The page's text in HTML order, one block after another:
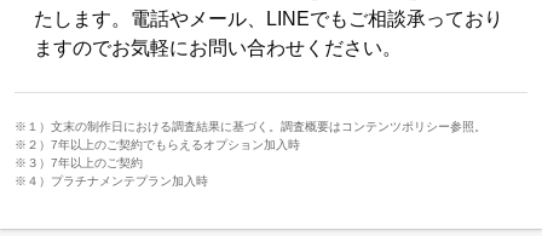
たします。電話やメール、LINEでもご相談承っており
ますのでお気軽にお問い合わせください。
※１）文末の制作日における調査結果に基づく。調査概要はコンテンツポリシー参照。
※２）7年以上のご契約でもらえるオプション加入時
※３）7年以上のご契約
※４）プラチナメンテプラン加入時